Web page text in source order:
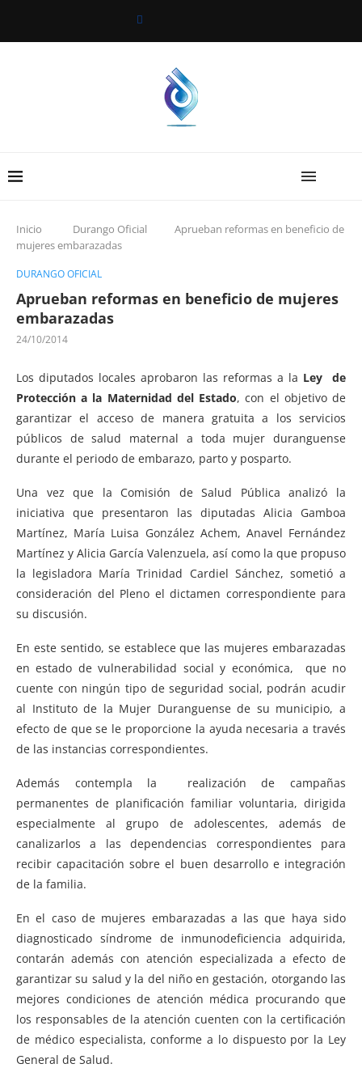
Inicio Durango Oficial
Aprueban reformas en beneficio de
mujeres embarazadas
DURANGO OFICIAL
Aprueban reformas en beneficio de mujeres
embarazadas
24/10/2014
Los diputados locales aprobaron las reformas a la Ley de
Protección a la Maternidad del Estado, con el objetivo de
garantizar el acceso de manera gratuita a los servicios
públicos de salud maternal a toda mujer duranguense
durante el periodo de embarazo, parto y posparto.
Una vez que la Comisión de Salud Pública analizó la
iniciativa que presentaron las diputadas Alicia Gamboa
Martínez, María Luisa González Achem, Anavel Fernández
Martínez y Alicia García Valenzuela, así como la que propuso
la legisladora María Trinidad Cardiel Sánchez, sometió a
consideración del Pleno el dictamen correspondiente para
su discusión.
En este sentido, se establece que las mujeres embarazadas
en estado de vulnerabilidad social y económica, que no
cuente con ningún tipo de seguridad social, podrán acudir
al Instituto de la Mujer Duranguense de su municipio, a
efecto de que se le proporcione la ayuda necesaria a través
de las instancias correspondientes.
Además contempla la realización de campañas
permanentes de planificación familiar voluntaria, dirigida
especialmente al grupo de adolescentes, además de
canalizarlos a las dependencias correspondientes para
recibir capacitación sobre el buen desarrollo e integración
de la familia.
En el caso de mujeres embarazadas a las que haya sido
diagnosticado síndrome de inmunodeficiencia adquirida,
contarán además con atención especializada a efecto de
garantizar su salud y la del niño en gestación, otorgando las
mejores condiciones de atención médica procurando que
los responsables de la atención cuenten con la certificación
de médico especialista, conforme a lo dispuesto por la Ley
General de Salud.